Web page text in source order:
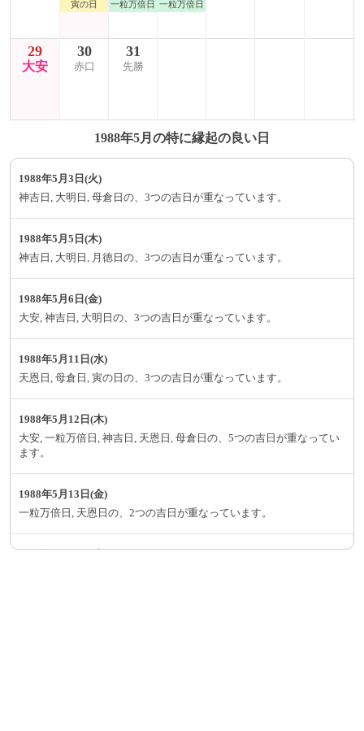
寅の日 一粒万倍日 一粒万倍日
29
大安
30
赤口
31
先勝
1988年5月の特に縁起の良い日
1988年5月3日(火)
神吉日, 大明日, 母倉日の、3つの吉日が重なっています。
1988年5月5日(木)
神吉日, 大明日, 月徳日の、3つの吉日が重なっています。
1988年5月6日(金)
大安, 神吉日, 大明日の、3つの吉日が重なっています。
1988年5月11日(水)
天恩日, 母倉日, 寅の日の、3つの吉日が重なっています。
1988年5月12日(木)
大安, 一粒万倍日, 神吉日, 天恩日, 母倉日の、5つの吉日が重なってい
ます。
1988年5月13日(金)
一粒万倍日, 天恩日の、2つの吉日が重なっています。